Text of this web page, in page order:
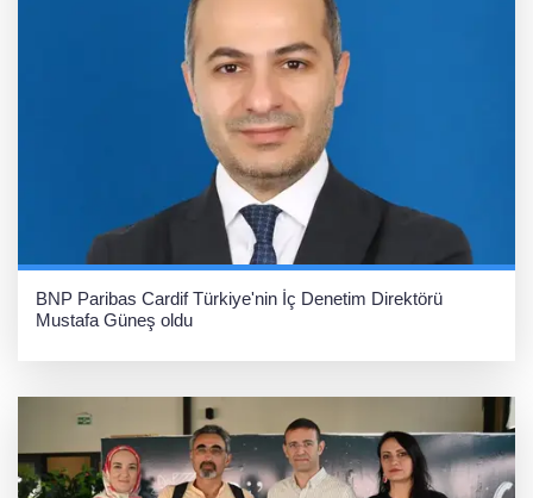
BNP Paribas Cardif Türkiye'nin İç Denetim Direktörü
Mustafa Güneş oldu